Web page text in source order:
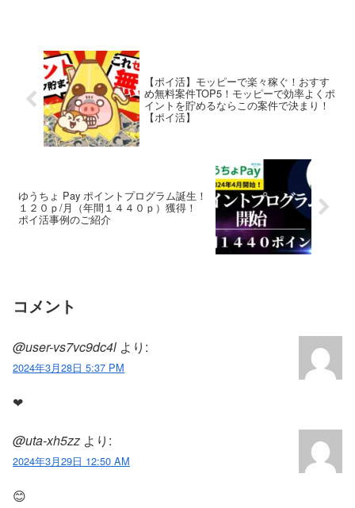
【ポイ活】モッピーで楽々稼ぐ！おすす
め無料案件TOP5！モッピーで効率よくポ
イントを貯めるならこの案件で決まり！
【ポイ活】
ゆうちょ Pay ポイントプログラム誕生！
１２０ｐ/月（年間１４４０ｐ）獲得！
ポイ活事例のご紹介
コメント
@user-vs7vc9dc4l より:
2024年3月28日 5:37 PM
❤
@uta-xh5zz より:
2024年3月29日 12:50 AM
😊